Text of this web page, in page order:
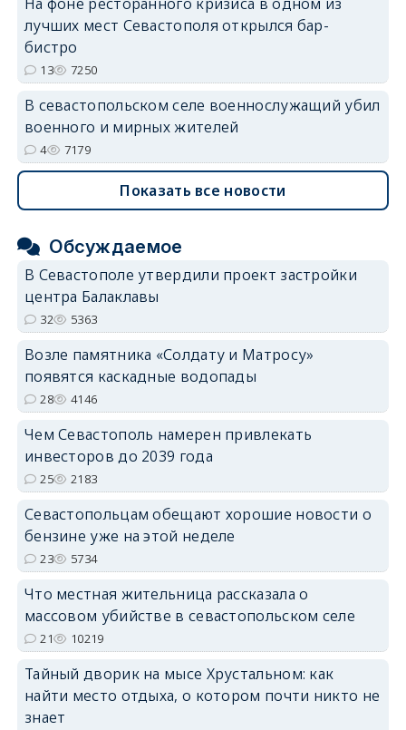
лучших мест Севастополя открылся бар-
бистро
13 7250
В севастопольском селе военнослужащий убил
военного и мирных жителей
4 7179
Показать все новости
Обсуждаемое
В Севастополе утвердили проект застройки
центра Балаклавы
32 5363
Возле памятника «Солдату и Матросу»
появятся каскадные водопады
28 4146
Чем Севастополь намерен привлекать
инвесторов до 2039 года
25 2183
Севастопольцам обещают хорошие новости о
бензине уже на этой неделе
23 5734
Что местная жительница рассказала о
массовом убийстве в севастопольском селе
21 10219
Тайный дворик на мысе Хрустальном: как
найти место отдыха, о котором почти никто не
знает